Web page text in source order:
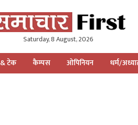
Saturday, 8 August, 2026
टेक कैम्पस ओपिनियन धर्म/